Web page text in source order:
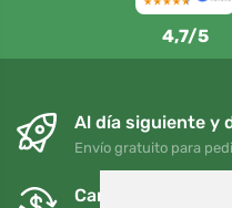
4,7/5
Al día siguiente y
Envío gratuito para
Cambios y